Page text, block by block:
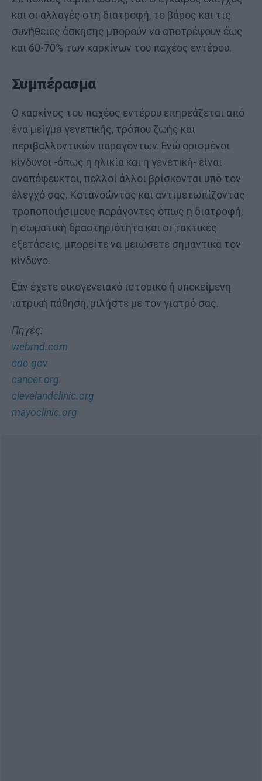
και οι αλλαγές στη διατροφή, το βάρος και τις
συνήθειες άσκησης μπορούν να αποτρέψουν έως
και 60-70% των καρκίνων του παχέος εντέρου.
Συμπέρασμα
Ο καρκίνος του παχέος εντέρου επηρεάζεται από
ένα μείγμα γενετικής, τρόπου ζωής και
περιβαλλοντικών παραγόντων. Ενώ ορισμένοι
κίνδυνοι -όπως η ηλικία και η γενετική- είναι
αναπόφευκτοι, πολλοί άλλοι βρίσκονται υπό τον
έλεγχό σας. Κατανοώντας και αντιμετωπίζοντας
τροποποιήσιμους παράγοντες όπως η διατροφή,
η σωματική δραστηριότητα και οι τακτικές
εξετάσεις, μπορείτε να μειώσετε σημαντικά τον
κίνδυνο.
Εάν έχετε οικογενειακό ιστορικό ή υποκείμενη
ιατρική πάθηση, μιλήστε με τον γιατρό σας.
Πηγές:
webmd.com
cdc.gov
cancer.org
clevelandclinic.org
mayoclinic.org